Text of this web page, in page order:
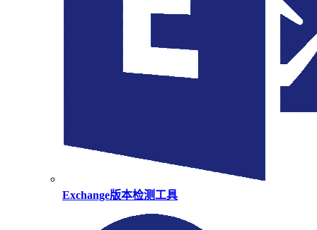
Exchange版本检测工具